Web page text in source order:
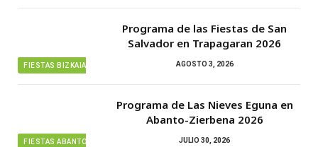
FIESTAS BIZKAIA
Programa de las Fiestas de San
Salvador en Trapagaran 2026
AGOSTO 3, 2026
FIESTAS ABANTO ZIERBENA
Programa de Las Nieves Eguna en
Abanto-Zierbena 2026
JULIO 30, 2026